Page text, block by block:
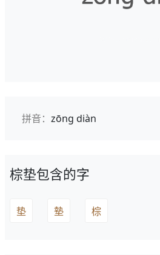
拼音： zōng diàn
棕垫包含的字
垫 墊 棕